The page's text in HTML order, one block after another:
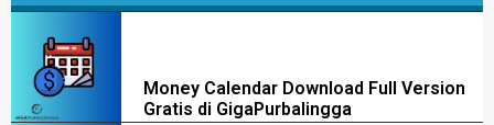
Money Calendar Download Full Version
Gratis di GigaPurbalingga